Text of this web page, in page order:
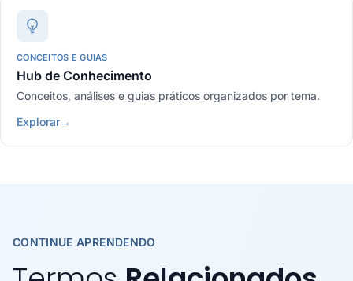
CONCEITOS E GUIAS
Hub de Conhecimento
Conceitos, análises e guias práticos organizados por tema.
Explorar→
CONTINUE APRENDENDO